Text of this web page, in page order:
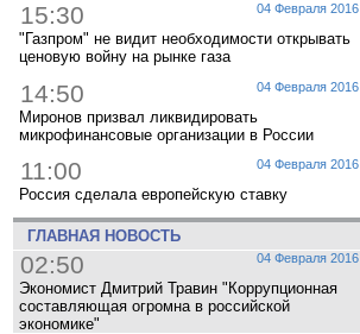
04 Февраля 2016
15:30
"Газпром" не видит необходимости открывать
ценовую войну на рынке газа
04 Февраля 2016
14:50
Миронов призвал ликвидировать
микрофинансовые организации в России
04 Февраля 2016
11:00
Россия сделала европейскую ставку
ГЛАВНАЯ НОВОСТЬ
04 Февраля 2016
02:50
Экономист Дмитрий Травин "Коррупционная
составляющая огромна в российской
экономике"